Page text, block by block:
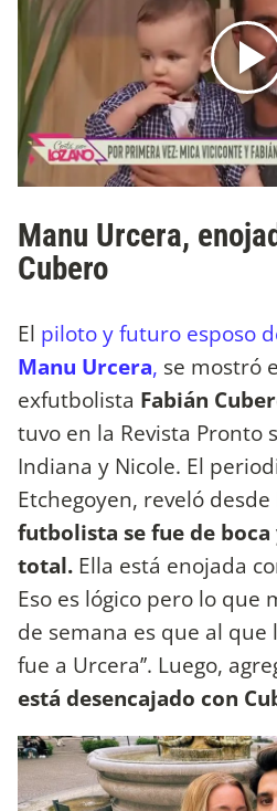
Manu Urcera,
Cubero
El piloto y futuro esposo
Manu Urcera, se mostró
exfutbolista Fabián
tuvo en la Revista Pronto
Indiana y Nicole. El
Etchegoyen, reveló
futbolista se fue de
total. Ella está enojada
Eso es lógico pero lo que
de semana es que al
fue a Urcera’’. Luego,
está desencajado con